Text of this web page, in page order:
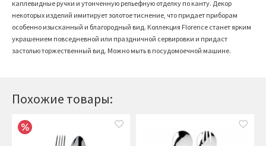
Похожие товары:
каплевидные ручки и утонченную рельефную отделку по канту. Декор
некоторых изделий имитирует золотое тиснение, что придает приборам
особенно изысканный и благородный вид. Коллекция Florence станет ярким
украшением повседневной или праздничной сервировки и придаст
застолью торжественный вид. Можно мыть в посудомоечной машине.